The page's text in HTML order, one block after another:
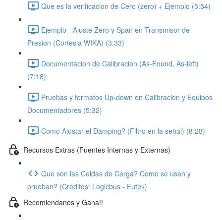
Que es la verificacion de Cero (zero) + Ejemplo (5:54)
Ejemplo - Ajuste Zero y Span en Transmisor de
Presion (Cortesia WIKA) (3:33)
Documentacion de Calibracion (As-Found, As-left)
(7:18)
Pruebas y formatos Up-down en Calibracion y Equipos
Documentadores (5:32)
Como Ajustar el Damping? (Filtro en la señal) (8:28)
Recursos Extras (Fuentes Internas y Externas)
Que son las Celdas de Carga? Como se usan y
prueban? (Creditos: Logicbus - Futek)
Recomiendanos y Gana!!